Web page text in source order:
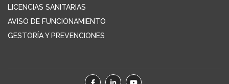
LICENCIAS SANITARIAS
AVISO DE FUNCIONAMIENTO
GESTORÍA Y PREVENCIONES